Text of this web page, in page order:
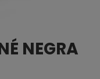
NEGRA